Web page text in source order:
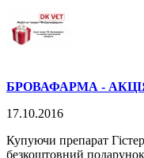
БРОВАФАРМА -
17.10.2016
Купуючи препарат
безкоштовний